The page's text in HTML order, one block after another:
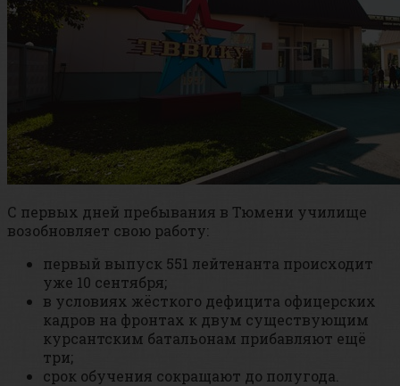
С первых дней пребывания в Тюмени училище
возобновляет свою работу:
первый выпуск 551 лейтенанта происходит
уже 10 сентября;
в условиях жёсткого дефицита офицерских
кадров на фронтах к двум существующим
курсантским батальонам прибавляют ещё
три;
срок обучения сокращают до полугода.